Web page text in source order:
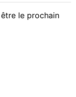
le prochain